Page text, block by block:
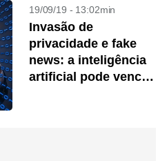
19/09/19 - 13:02min
Invasão de
privacidade e fake
news: a inteligência
artificial pode vencer